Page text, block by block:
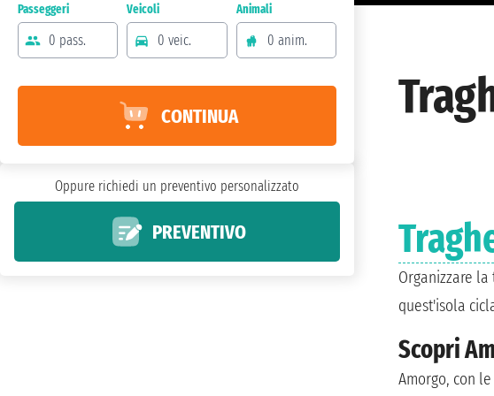
Organizzare
quest'isola
Scopri
Amorgo, con
Passeggeri
0 pass.
Veicoli
0 veic.
Animali
0 anim.
CONTINUA
Oppure richiedi un preventivo personalizzato
PREVENTIVO